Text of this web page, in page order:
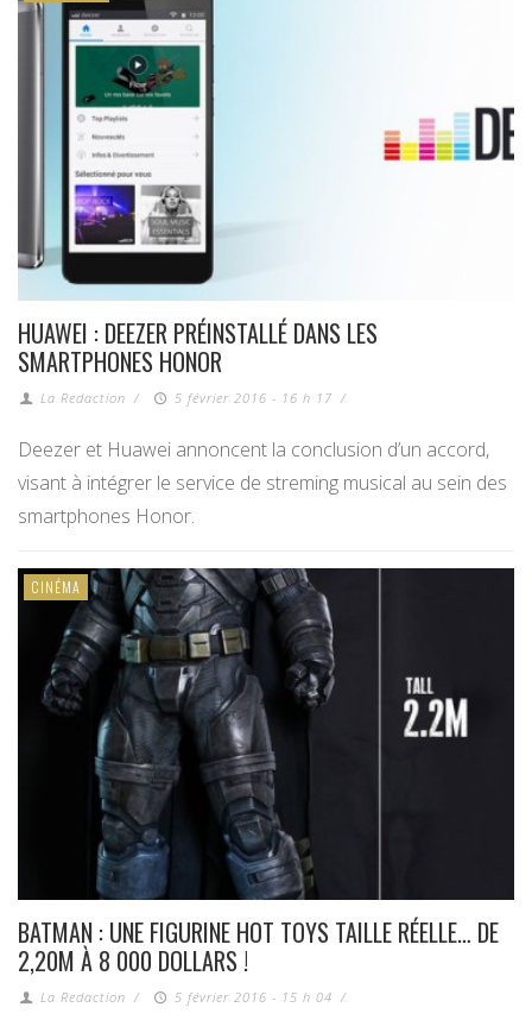
HUAWEI : DEEZER PRÉINSTALLÉ DANS LES
SMARTPHONES HONOR
La Redaction / 5 février 2016 - 16 h 17 /
Deezer et Huawei annoncent la conclusion d’un accord,
visant à intégrer le service de streming musical au sein des
smartphones Honor.
CINÉMA
BATMAN : UNE FIGURINE HOT TOYS TAILLE RÉELLE… DE
2,20M À 8 000 DOLLARS !
La Redaction / 5 février 2016 - 15 h 04 /